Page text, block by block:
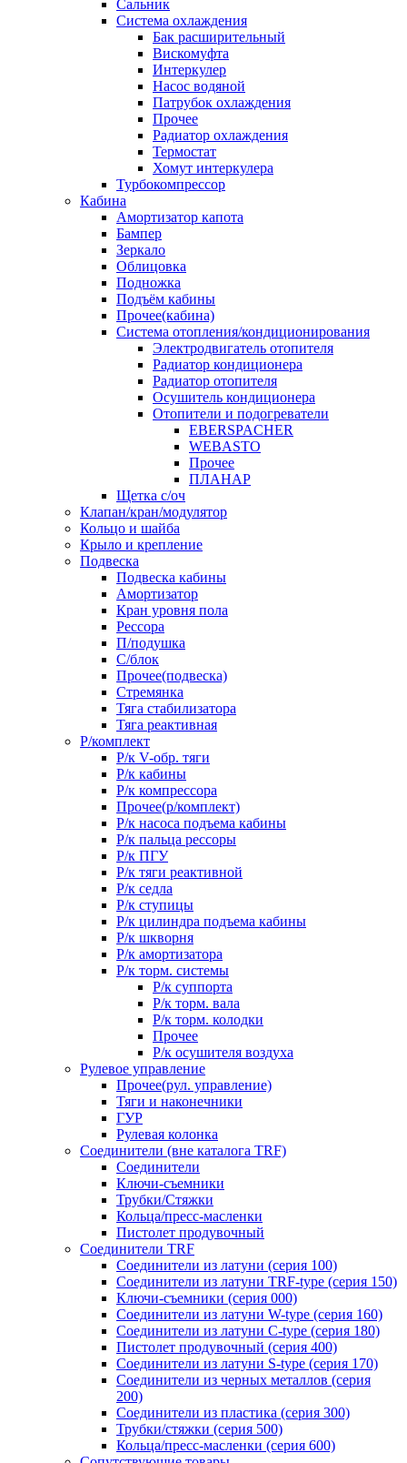
Сальник
Система охлаждения
Бак расширительный
Вискомуфта
Интеркулер
Насос водяной
Патрубок охлаждения
Прочее
Радиатор охлаждения
Термостат
Хомут интеркулера
Турбокомпрессор
Кабина
Амортизатор капота
Бампер
Зеркало
Облицовка
Подножка
Подъём кабины
Прочее(кабина)
Система отопления/кондиционирования
Электродвигатель отопителя
Радиатор кондиционера
Радиатор отопителя
Осушитель кондиционера
Отопители и подогреватели
EBERSPACHER
WEBASTO
Прочее
ПЛАНАР
Щетка с/оч
Клапан/кран/модулятор
Кольцо и шайба
Крыло и крепление
Подвеска
Подвеска кабины
Амортизатор
Кран уровня пола
Рессора
П/подушка
С/блок
Прочее(подвеска)
Стремянка
Тяга стабилизатора
Тяга реактивная
Р/комплект
Р/к V-обр. тяги
Р/к кабины
Р/к компрессора
Прочее(р/комплект)
Р/к насоса подъема кабины
Р/к пальца рессоры
Р/к ПГУ
Р/к тяги реактивной
Р/к седла
Р/к ступицы
Р/к цилиндра подъема кабины
Р/к шкворня
Р/к амортизатора
Р/к торм. системы
Р/к суппорта
Р/к торм. вала
Р/к торм. колодки
Прочее
Р/к осушителя воздуха
Рулевое управление
Прочее(рул. управление)
Тяги и наконечники
ГУР
Рулевая колонка
Соединители (вне каталога TRF)
Соединители
Ключи-cъемники
Трубки/Стяжки
Кольца/пресс-масленки
Пистолет продувочный
Соединители TRF
Соединители из латуни (серия 100)
Соединители из латуни TRF-type (серия 150)
Ключи-съемники (серия 000)
Соединители из латуни W-type (серия 160)
Соединители из латуни С-type (серия 180)
Пистолет продувочный (серия 400)
Соединители из латуни S-type (серия 170)
Соединители из черных металлов (серия
200)
Соединители из пластика (серия 300)
Трубки/стяжки (серия 500)
Кольца/пресс-масленки (серия 600)